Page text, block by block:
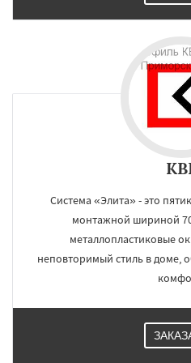
Система «Элита» - это
монтажной шириной
металлопластиковые
неповторимый стиль в доме,